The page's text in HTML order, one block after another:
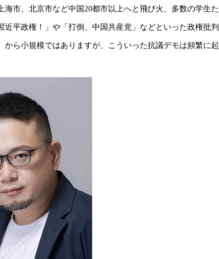
市、北京市など中国20都市以上へと飛び火、多数の学生
平政権！」や「打倒、中国共産党」などといった政権批
ら小規模ではありますが、こういった抗議デモは頻繁に